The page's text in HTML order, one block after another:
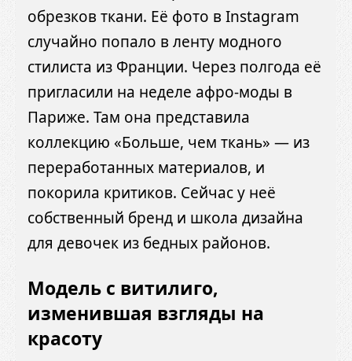
обрезков ткани. Её фото в Instagram
случайно попало в ленту модного
стилиста из Франции. Через полгода её
пригласили на неделе афро-моды в
Париже. Там она представила
коллекцию «Больше, чем ткань» — из
переработанных материалов, и
покорила критиков. Сейчас у неё
собственный бренд и школа дизайна
для девочек из бедных районов.
Модель с витилиго,
изменившая взгляды на
красоту